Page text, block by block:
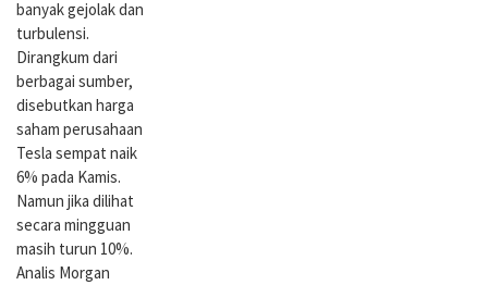
banyak gejolak dan
turbulensi.
Dirangkum dari
berbagai sumber,
disebutkan harga
saham perusahaan
Tesla sempat naik
6% pada Kamis.
Namun jika dilihat
secara mingguan
masih turun 10%.
Analis Morgan